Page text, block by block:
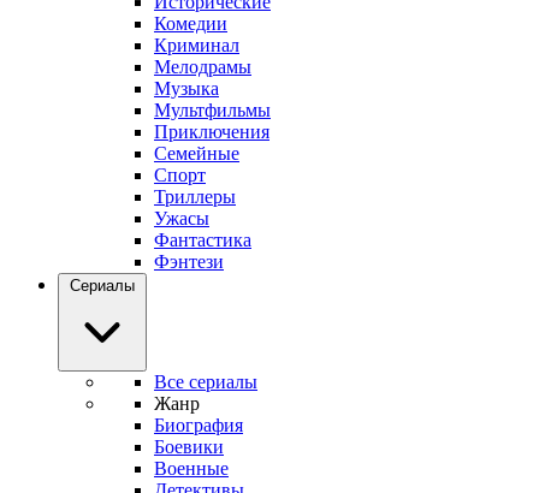
Комедии
Криминал
Мелодрамы
Музыка
Мультфильмы
Приключения
Семейные
Спорт
Триллеры
Ужасы
Фантастика
Фэнтези
Сериалы
Все сериалы
Жанр
Биография
Боевики
Военные